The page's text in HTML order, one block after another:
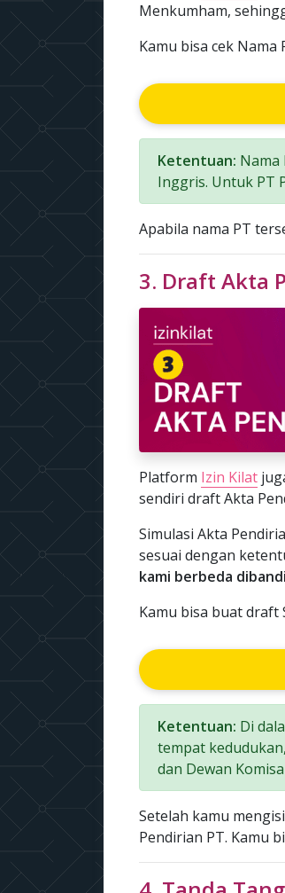
Menkumham,
Kamu bisa cek
Ketentuan: Nama
Inggris. Untuk PT
Apabila nama PT
3. Draft Akta
Platform Izin Kilat
sendiri draft Akta
Simulasi Akta
sesuai dengan
kami berbeda
Kamu bisa buat draft
Ketentuan: Di
tempat
dan Dewan
Setelah kamu
Pendirian PT. Kamu